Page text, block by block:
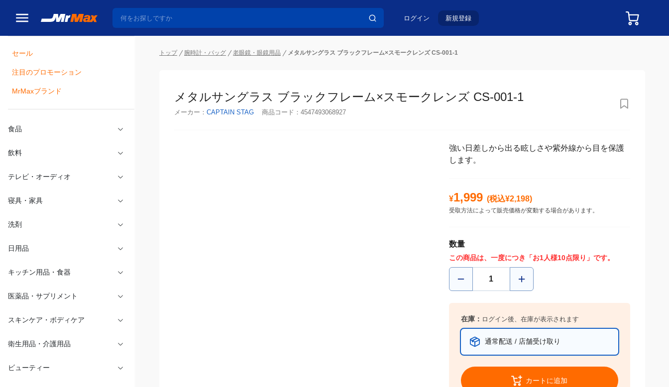
ログイン 新規登録
セール
注目のプロモーション
MrMaxブランド
食品
飲料
テレビ・オーディオ
寝具・家具
洗剤
日用品
トップ 腕時計・バッグ 老眼鏡・眼鏡用品 メタルサングラス ブラックフレーム×スモークレンズ CS-001-1
メタルサングラス ブラックフレーム×スモークレンズ CS-001-1
メーカー： CAPTAIN STAG 商品コード： 4547493068927
強い日差しから出る眩しさや紫外線から目を保護
します。
¥1,999 (税込¥2,198)
受取方法によって販売価格が変動する場合があります。
数量
この商品は、一度につき「お1人様10点限り」です。
在庫： ログイン後、在庫が表示されます
通常配送 / 店舗受け取り
カートに追加